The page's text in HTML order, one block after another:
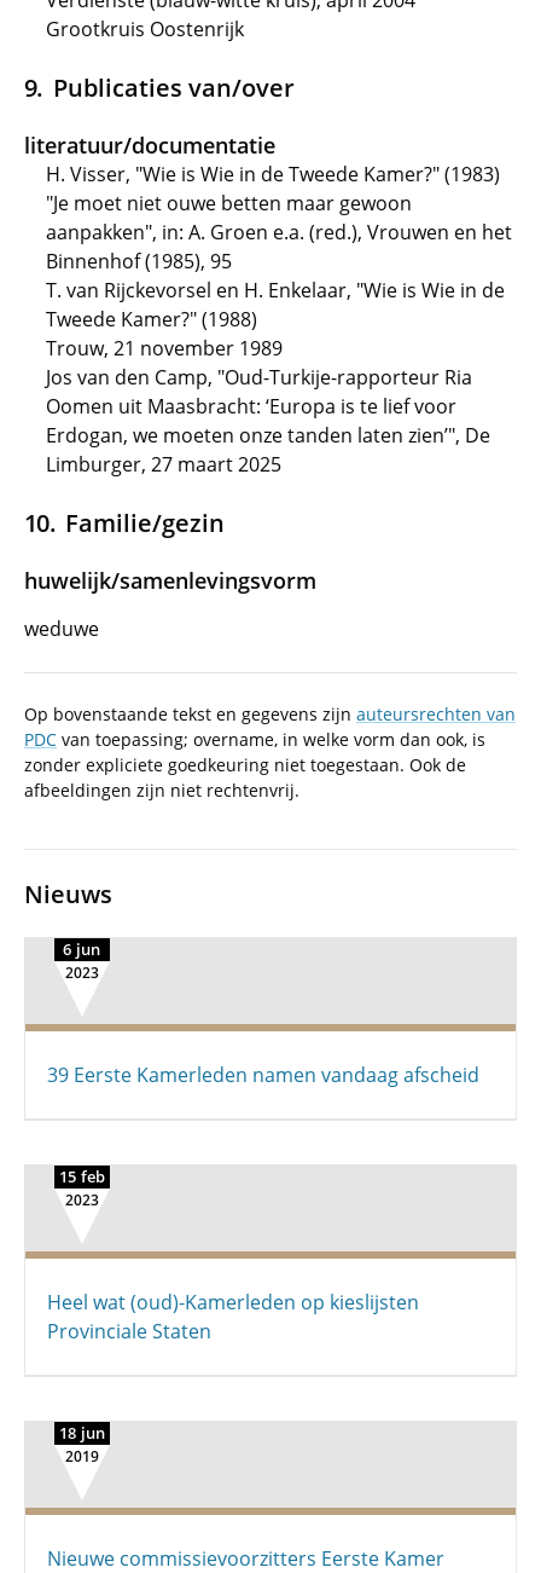
Grootkruis Oostenrijk
Publicaties van/over
literatuur/documentatie
H. Visser, "Wie is Wie in de Tweede Kamer?" (1983)
"Je moet niet ouwe betten maar gewoon
aanpakken", in: A. Groen e.a. (red.), Vrouwen en het
Binnenhof (1985), 95
T. van Rijckevorsel en H. Enkelaar, "Wie is Wie in de
Tweede Kamer?" (1988)
Trouw, 21 november 1989
Jos van den Camp, "Oud-Turkije-rapporteur Ria
Oomen uit Maasbracht: ‘Europa is te lief voor
Erdogan, we moeten onze tanden laten zien’", De
Limburger, 27 maart 2025
Familie/gezin
huwelijk/samenlevingsvorm
weduwe
Op bovenstaande tekst en gegevens zijn auteursrechten van
PDC van toepassing; overname, in welke vorm dan ook, is
zonder expliciete goedkeuring niet toegestaan. Ook de
afbeeldingen zijn niet rechtenvrij.
Nieuws
6 jun
2023
39 Eerste Kamerleden namen vandaag afscheid
15 feb
2023
Heel wat (oud)-Kamerleden op kieslijsten
Provinciale Staten
18 jun
2019
Nieuwe commissievoorzitters Eerste Kamer